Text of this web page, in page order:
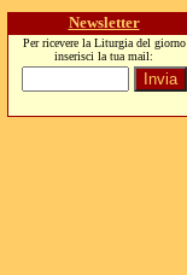
Newsletter
Per ricevere la Liturgia del giorno
inserisci la tua mail: